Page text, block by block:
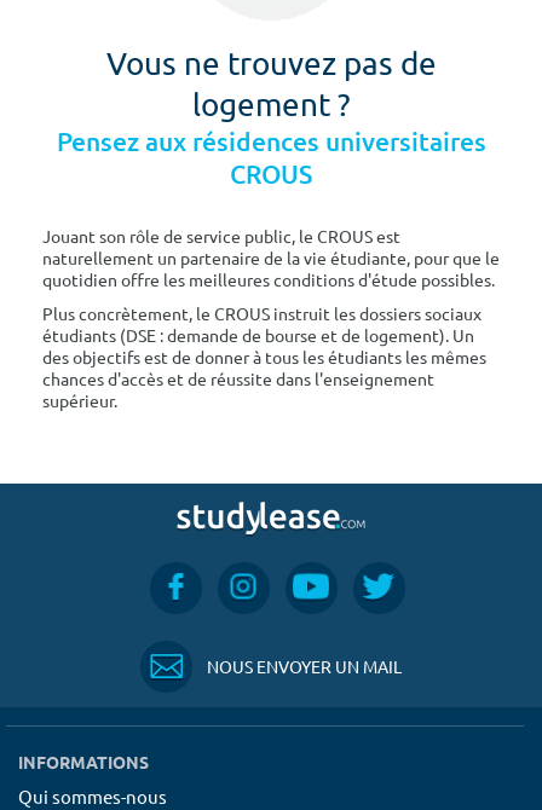
Vous ne trouvez pas de
logement ?
Pensez aux résidences universitaires
CROUS
Jouant son rôle de service public, le CROUS est
naturellement un partenaire de la vie étudiante, pour que le
quotidien offre les meilleures conditions d'étude possibles.
Plus concrètement, le CROUS instruit les dossiers sociaux
étudiants (DSE : demande de bourse et de logement). Un
des objectifs est de donner à tous les étudiants les mêmes
chances d'accès et de réussite dans l'enseignement
supérieur.
NOUS ENVOYER UN MAIL
INFORMATIONS
Qui sommes-nous